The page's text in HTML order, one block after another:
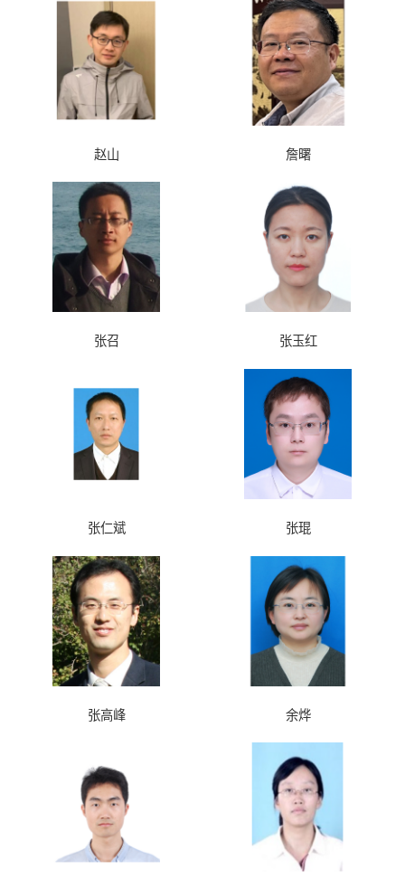
赵山 詹曙
张召 张玉红
张仁斌 张琨
张高峰 余烨